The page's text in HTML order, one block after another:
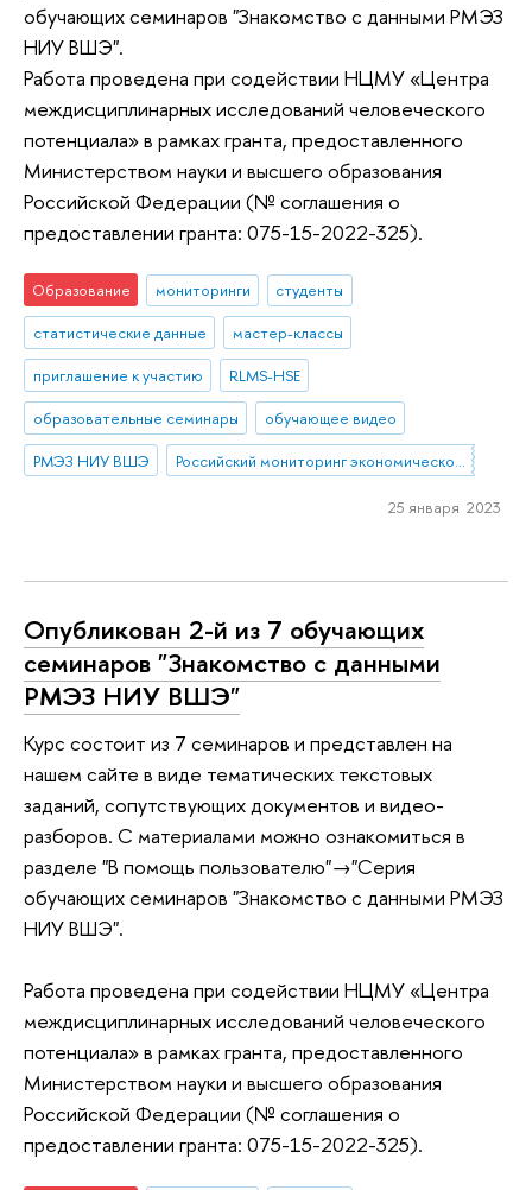
обучающих семинаров "Знакомство с данными РМЭЗ
НИУ ВШЭ".
Работа проведена при содействии НЦМУ «Центра
междисциплинарных исследований человеческого
потенциала» в рамках гранта, предоставленного
Министерством науки и высшего образования
Российской Федерации (№ соглашения о
предоставлении гранта: 075-15-2022-325).
Образование мониторинги
студенты
статистические данные
мастер-классы
приглашение к участию
RLMS-HSE
образовательные семинары
обучающее видео
РМЭЗ НИУ ВШЭ
25 января 2023
Опубликован 2-й из 7 обучающих
семинаров "Знакомство с данными
РМЭЗ НИУ ВШЭ"
Курс состоит из 7 семинаров и представлен на
нашем сайте в виде тематических текстовых
заданий, сопутствующих документов и видео-
разборов. С материалами можно ознакомиться в
разделе "В помощь пользователю"→"Серия
обучающих семинаров "Знакомство с данными РМЭЗ
НИУ ВШЭ".
Работа проведена при содействии НЦМУ «Центра
междисциплинарных исследований человеческого
потенциала» в рамках гранта, предоставленного
Министерством науки и высшего образования
Российской Федерации (№ соглашения о
предоставлении гранта: 075-15-2022-325).